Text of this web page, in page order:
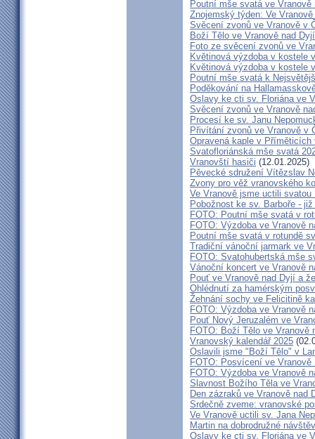
Poutní mše svatá ve Vranově
Znojemský týden: Ve
Svěcení zvonů ve Vranově v
Boží Tělo ve Vranově nad Dyjí
Foto ze svěcení zvonů ve
Květinová výzdoba v kostele
Květinová výzdoba v kostele
Poutní mše svatá k
Poděkování na
Oslavy ke cti sv. Floriána ve
Svěcení zvonů ve Vranově
Procesí ke sv. Janu
Přivítání zvonů ve Vranově v
Opravená kaple v
Svatofloriánská mše svatá
Vranovští hasiči (12.01.2025)
Pěvecké sdružení Vítězslav
Zvony pro věž vranovského
Ve Vranově jsme uctili svatou
Pobožnost ke sv. Barboře -
FOTO: Poutní mše svatá v
FOTO: Výzdoba ve Vranově
Poutní mše svatá v rotundě
Tradiční vánoční jarmark ve
FOTO: Svatohubertská mše
Vánoční koncert ve Vranově
Pouť ve Vranově nad Dyjí a
Ohlédnutí za hamérským
Žehnání sochy ve Felicitině
FOTO: Výzdoba ve Vranově
Pouť Nový Jeruzalém ve
FOTO: Boží Tělo ve Vranově
Vranovský kalendář 2025
Oslavili jsme "Boží Tělo" v
FOTO: Posvícení ve Vranově
FOTO: Výzdoba ve Vranově
Slavnost Božího Těla ve
Den zázraků ve Vranově nad
Srdečně zveme: vranovské
Ve Vranově uctili sv. Jana
Martin na dobrodružné
Oslavy ke cti sv. Floriána ve